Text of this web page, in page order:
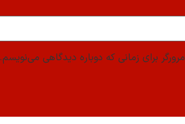
برای زمانی که دوباره دیدگاهی می‌نویسم.